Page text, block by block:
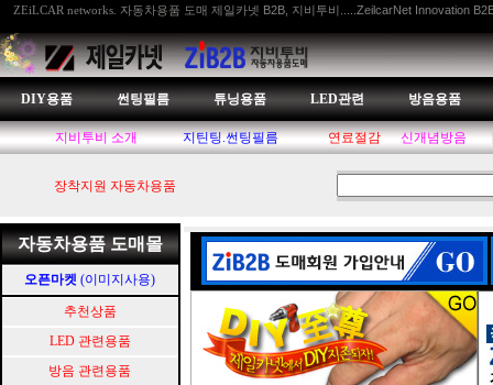
ZEiLCAR networks. 자동차용품 도매 제일카넷 B2B, 지비투비.....ZeilcarNet Innovation
DIY용품 썬팅필름 튜닝용품 LED관련 방음용품
지비투비 소개 지틴팅.썬팅필름 연료절감 신개념방음
장착지원 자동차용품
자동차용품 도매몰
오픈마켓 (이미지사용)
추천상품
LED 관련용품
방음 관련용품